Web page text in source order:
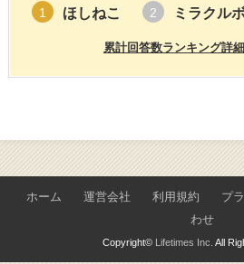
1 ほしねこ 2 ミラクル
累計回答数ランキング詳
ホーム 運営会社 利用規約 プ
わせ
Copyright© Lifetimes Inc. All